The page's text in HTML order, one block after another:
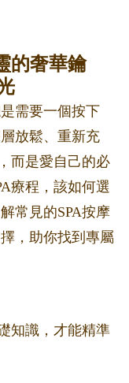
的奢華鑰
需要一個按下
放鬆、重新充
而是愛自己的必
療程，該如何選
常見的SPA按摩
，助你找到專屬
知識，才能精準